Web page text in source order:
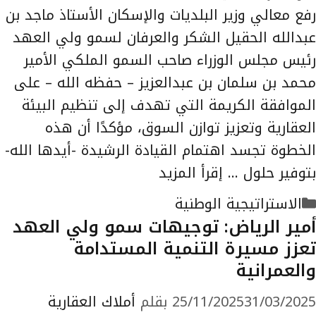
رفع معالي وزير البلديات والإسكان الأستاذ ماجد بن
عبدالله الحقيل الشكر والعرفان لسمو ولي العهد
رئيس مجلس الوزراء صاحب السمو الملكي الأمير
محمد بن سلمان بن عبدالعزيز – حفظه الله – على
الموافقة الكريمة التي تهدف إلى تنظيم البيئة
العقارية وتعزيز توازن السوق، مؤكدًا أن هذه
الخطوة تجسد اهتمام القيادة الرشيدة -أيدها الله-
بتوفير حلول … إقرأ المزيد
التصنيفات
الاستراتيجية الوطنية
أمير الرياض: توجيهات سمو ولي العهد
تعزز مسيرة التنمية المستدامة
والعمرانية
25/11/202531/03/2025 بقلم أملاك العقارية